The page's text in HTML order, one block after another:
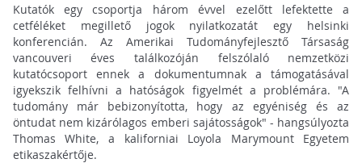
Kutatók egy csoportja három évvel ezelőtt lefektette a
cetféléket megillető jogok nyilatkozatát egy helsinki
konferencián. Az Amerikai Tudományfejlesztő Társaság
vancouveri éves találkozóján felszólaló nemzetközi
kutatócsoport ennek a dokumentumnak a támogatásával
igyekszik felhívni a hatóságok figyelmét a problémára. "A
tudomány már bebizonyította, hogy az egyéniség és az
öntudat nem kizárólagos emberi sajátosságok" - hangsúlyozta
Thomas White, a kaliforniai Loyola Marymount Egyetem
etikaszakértője.